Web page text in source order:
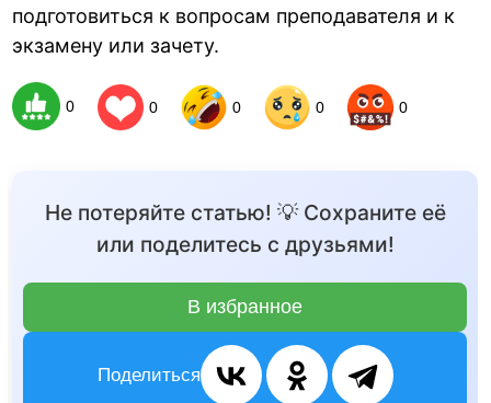
подготовиться к вопросам преподавателя и к
экзамену или зачету.
0 0 0 0 0
Не потеряйте статью! 💡 Сохраните её
или поделитесь с друзьями!
В избранное
Поделиться